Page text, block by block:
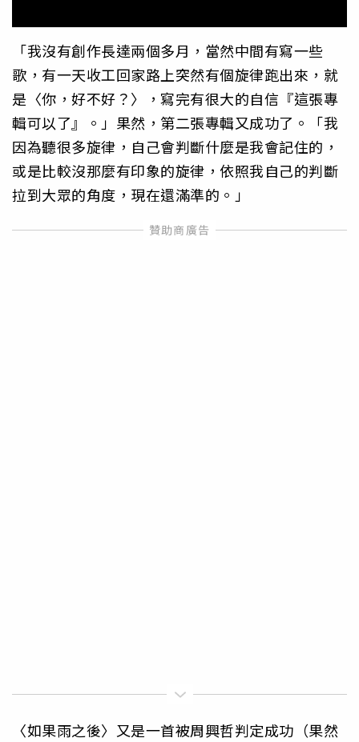
「我沒有創作長達兩個多月，當然中間有寫一些
歌，有一天收工回家路上突然有個旋律跑出來，就
是〈你，好不好？〉，寫完有很大的自信『這張專
輯可以了』。」果然，第二張專輯又成功了。「我
因為聽很多旋律，自己會判斷什麼是我會記住的，
或是比較沒那麼有印象的旋律，依照我自己的判斷
拉到大眾的角度，現在還滿準的。」
〈如果雨之後〉又是一首被周興哲判定成功（果然